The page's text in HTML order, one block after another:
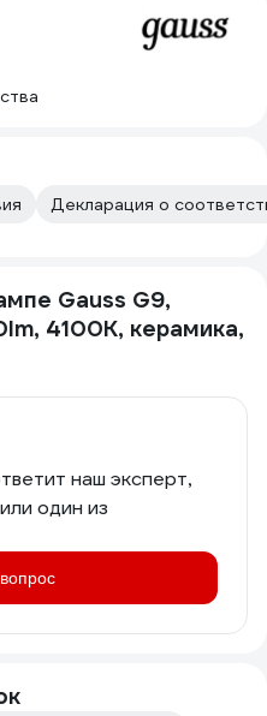
Декларация о
Gauss G9,
4100K, керамика,
наш эксперт,
один из